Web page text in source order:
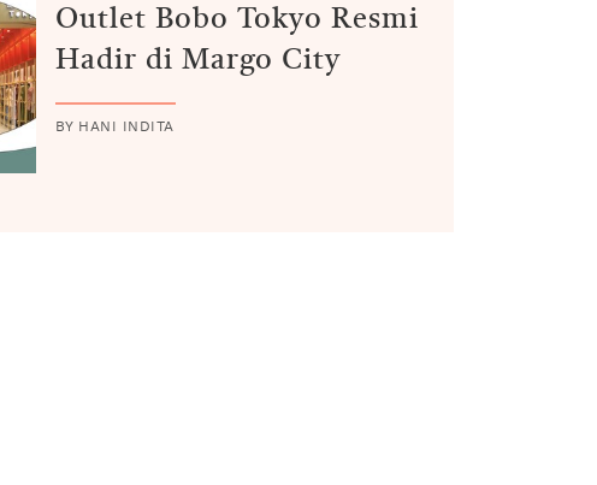
Outlet Bobo Tokyo Resmi
Hadir di Margo City
BY HANI INDITA